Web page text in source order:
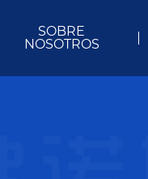
SOBRE
NOSOTROS